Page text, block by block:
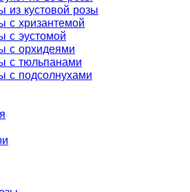
из кустовой розы
с хризантемой
с эустомой
с орхидеями
с тюльпанами
с подсолнухами